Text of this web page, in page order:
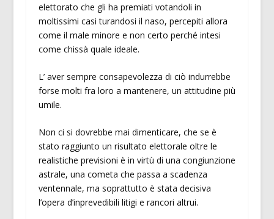
elettorato che gli ha premiati votandoli in
moltissimi casi turandosi il naso, percepiti allora
come il male minore e non certo perché intesi
come chissà quale ideale.
L’ aver sempre consapevolezza di ciò indurrebbe
forse molti fra loro a mantenere, un attitudine più
umile.
Non ci si dovrebbe mai dimenticare, che se è
stato raggiunto un risultato elettorale oltre le
realistiche previsioni è in virtù di una congiunzione
astrale, una cometa che passa a scadenza
ventennale, ma soprattutto è stata decisiva
l’opera d’inprevedibili litigi e rancori altrui.